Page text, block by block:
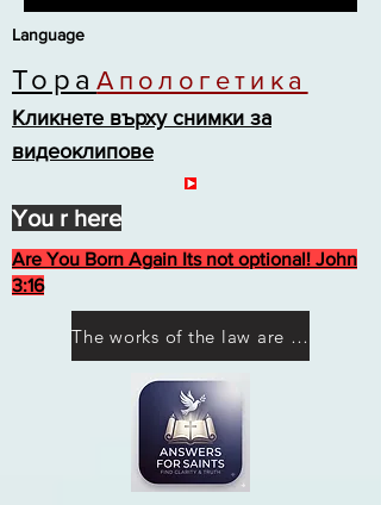
Language
ТораАпологетика
Кликнете върху снимки за
видеоклипове
Are You Born Again Its not optional! John
3:16
The works of the law are not what you think they are works of men
You r here